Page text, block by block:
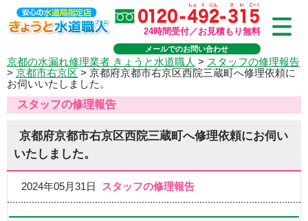
24時間受付／お見積もり無料
メールでのお問い合わせ
京都の水漏れ修理業者 きょうと水道職人 > スタッフの修理報告
> 京都市右京区 > 京都府京都市右京区西院三蔵町へ修理依頼に
お伺いいたしました。
スタッフの修理報告
京都府京都市右京区西院三蔵町へ修理依頼にお伺い
いたしました。
2024年05月31日 スタッフの修理報告